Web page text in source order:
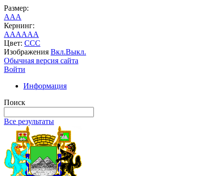
Размер:
AAA
Кернинг:
AAAAAA
Цвет: CCC
Изображения Вкл.Выкл.
Обычная версия сайта
Войти
Информация
Поиск
Все результаты